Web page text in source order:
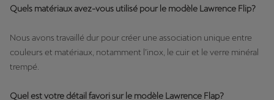
Quels matériaux avez-vous utilisé pour le modèle Lawrence Flip?
Nous avons travaillé dur pour créer une association unique entre
couleurs et matériaux, notamment l’inox, le cuir et le verre minéral
trempé.
Quel est votre détail favori sur le modèle Lawrence Flap?